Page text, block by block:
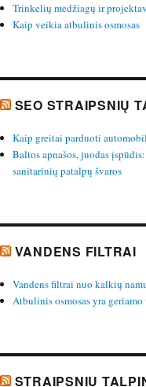
Trinkelių medžiagų ir
Kaip veikia atbulinis osmosas
SEO STRAIPSNIŲ
Kaip greitai parduoti
Baltos apnašos, juodas
sanitarinių patalpų švaros
VANDENS FILTRAI
Vandens filtrai nuo kalkių
Atbulinis osmosas yra geriamo
STRAIPSNIU